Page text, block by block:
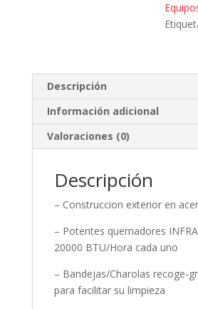
Descripción
Información adicional
Valoraciones (0)
Descripción
– Construccion exterior en
– Potentes quemadores
20000 BTU/Hora cada uno
– Bandejas/Charolas recoge-
para facilitar su limpieza